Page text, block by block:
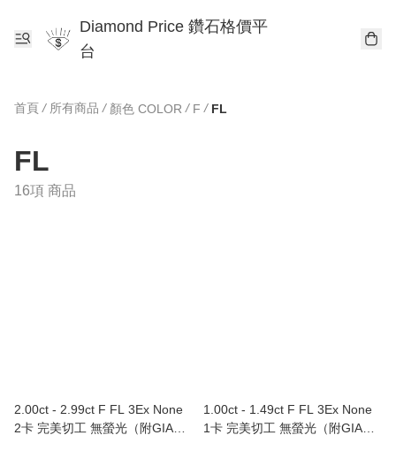
Diamond Price 鑽石格價平
台
首頁 / 所有商品 / 顏色 COLOR / F / FL
FL
16項 商品
2.00ct - 2.99ct F FL 3Ex None
2卡 完美切工 無螢光（附GIA證
1.00ct - 1.49ct F FL 3Ex None
1卡 完美切工 無螢光（附GIA證